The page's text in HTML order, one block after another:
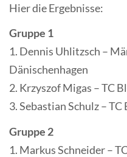
Hier die Ergebnisse:
Gruppe 1
1. Dennis Uhlitzsch –
Dänischenhagen
2. Krzyszof Migas – TC
3. Sebastian Schulz –
Gruppe 2
1. Markus Schneider –